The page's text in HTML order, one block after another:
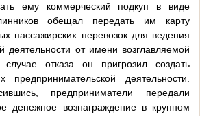
ему коммерческий подкуп в виде
обещал передать им карту
пассажирских перевозок для ведения
деятельности от имени возглавляемой
отказа он пригрозил создать
деятельности.
предприниматели передали
денежное вознаграждение в крупном